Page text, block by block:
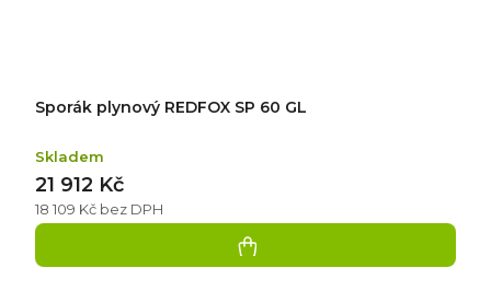
Sporák plynový REDFOX SP 60 GL
Skladem
18 109 Kč bez DPH
21 912 Kč